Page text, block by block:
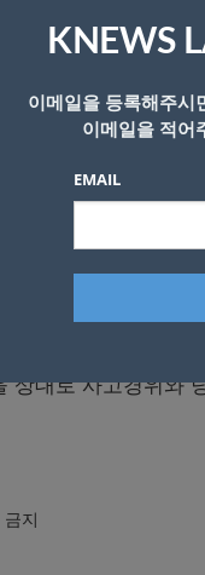
이 차에 치여 숨진 사고 현장
에 치여 사망하는 사
리 디비전에 따르면
뛰어가던 20 여성이
, 이 여성을 친 사
인이 이날 오후까
이 당시 왜 프리웨
상대로 사고경위와
지
KNEWS
이메일을 등록해주시
이메일을 적어
EMAIL